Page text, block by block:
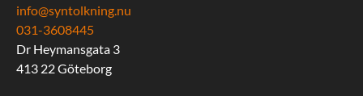
info@syntolkning.nu
031-3608445
Dr Heymansgata 3
413 22 Göteborg